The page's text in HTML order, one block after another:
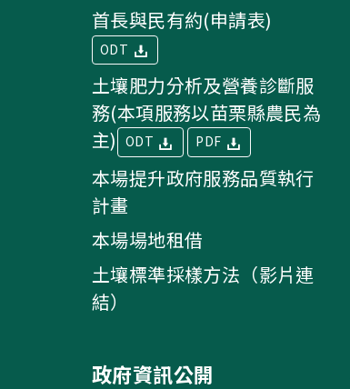
首長與民有約(申請表)
ODT
土壤肥力分析及營養診斷服
務(本項服務以苗栗縣農民為
主) ODT PDF
本場提升政府服務品質執行
計畫
本場場地租借
土壤標準採樣方法（影片連
結）
政府資訊公開